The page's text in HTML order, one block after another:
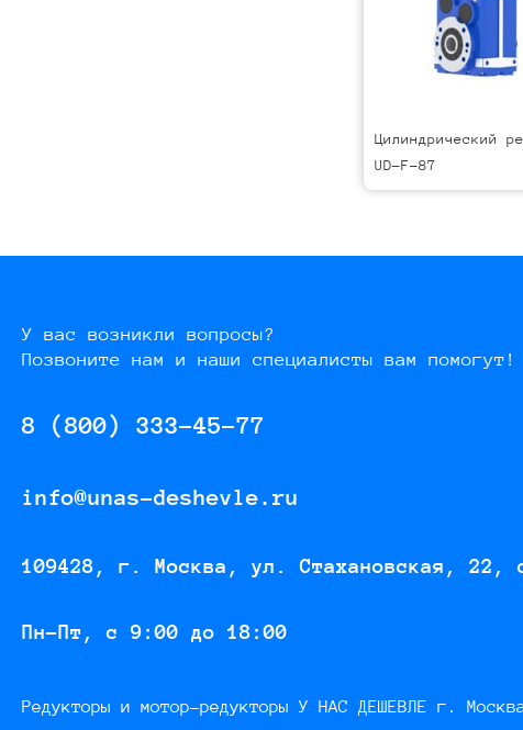
Цилиндрический
UD-F-87
У вас возникли вопросы?
Позвоните нам и наши специалисты вам помогут!
8 (800) 333-45-77
info@unas-deshevle.ru
109428, г. Москва, ул. Стахановская, 22,
Пн-Пт, с 9:00 до 18:00
Редукторы и мотор-редукторы У НАС ДЕШЕВЛЕ г.